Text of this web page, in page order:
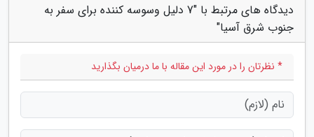
دیدگاه های مرتبط با "7 دلیل وسوسه کننده برای سفر به
جنوب شرق آسیا"
* نظرتان را در مورد این مقاله با ما درمیان بگذارید